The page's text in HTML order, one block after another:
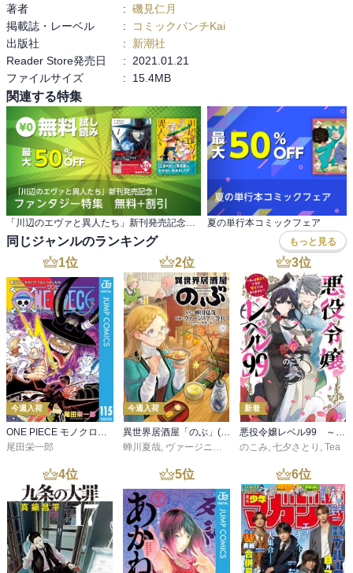
著者
: 磯見仁月
掲載誌・レーベル
:
コミックバンチKai
出版社
:
新潮社
Reader Store発売日
:
2021.01.21
ファイルサイズ
: 15.4MB
関連する特集
「川辺のエヴァと異人たち」新刊発売記念！ ファンタジー特集 無料+割引 夏の単行本コミックフェア
同じジャンルのランキング もっと見る
1位
今週入荷
ONE PIECE モノクロ版 115
尾田栄一郎
2位
今週入荷
異世界居酒屋「のぶ」(22)
蝉川夏哉, ヴァージニア二等兵 ,転
3位
新着
悪役令嬢レベル99 ～私は裏ボスですが魔王ではありません～ その６
のこみ, 七夕さとり , Tea
4位 5位 6位